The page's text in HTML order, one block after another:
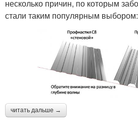
несколько причин, по которым
стали таким популярным выбором:
читать дальше →